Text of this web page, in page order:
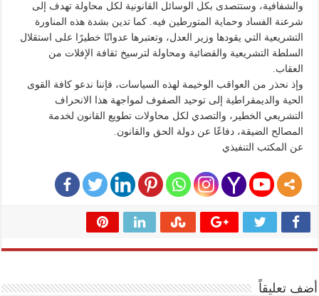
والشفافية، وستتصدى بكل الوسائل القانونية لكل محاولة تهدف إلى
شرعنة الفساد وحماية المتورطين فيه. كما تدين بشدة هذه المناورة
التشريعية التي يقودها وزير العدل، وتعتبرها عدوانًا خطيرًا على استقلال
السلطة التشريعية والقضائية ومحاولة لترسيخ ثقافة الإفلات من
العقاب.
وإذ نحذر من العواقب الوخيمة لهذه السياسات، فإننا ندعو كافة القوى
الحية والديمقراطية إلى توحيد الصفوف لمواجهة هذا الانحراف
التشريعي الخطير، والتصدي لكل محاولات تطويع القانون لخدمة
المصالح الضيقة، دفاعًا عن دولة الحق والقانون.
عن المكتب التنفيذي
أضف تعليقاً